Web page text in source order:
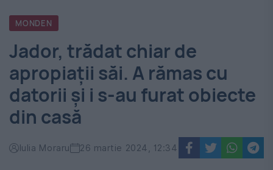
România
-
Evenimentul
Zilei
MONDEN
Jador, trădat chiar de
apropiații săi. A rămas cu
datorii și i s-au furat obiecte
din casă
Iulia Moraru 26 martie 2024, 12:34